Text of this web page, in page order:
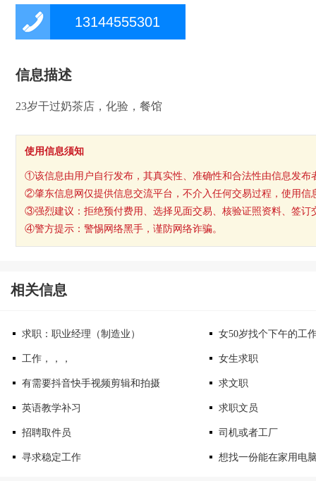
13144555301
信息描述
23岁干过奶茶店，化验，餐馆
使用信息须知
①该信息由用户自行发布，其真实性、准确性和合法性由信息发布
②肇东信息网仅提供信息交流平台，不介入任何交易过程，使用信
③强烈建议：拒绝预付费用、选择见面交易、核验证照资料、签订
④警方提示：警惕网络黑手，谨防网络诈骗。
相关信息
求职：职业经理（制造业） 女50岁找个下午的工
工作，，， 女生求职
有需要抖音快手视频剪辑和拍摄 求文职
英语教学补习 求职文员
招聘取件员 司机或者工厂
寻求稳定工作 想找一份能在家用电